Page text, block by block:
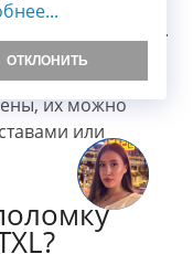
на новые.
Если
их можно
или
ОТКЛОНИТЬ